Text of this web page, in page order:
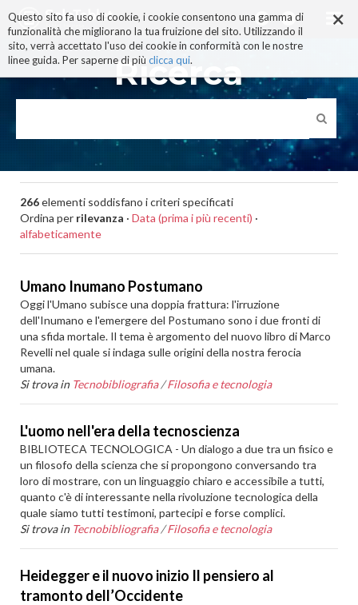
×
Questo sito fa uso di cookie, i cookie consentono una gamma di
funzionalità che migliorano la tua fruizione del sito. Utilizzando il
sito, verrà accettato l'uso dei cookie in conformità con le nostre
linee guida. Per saperne di più clicca qui.
ai
contenuti.
|
alla
navigazione
Ricerca
266elementi soddisfano i criteri specificati
Ordina per rilevanza · Data (prima i più recenti) ·
alfabeticamente
Umano Inumano Postumano
Oggi l'Umano subisce una doppia frattura: l'irruzione
dell'Inumano e l'emergere del Postumano sono i due fronti di
una sfida mortale. Il tema è argomento del nuovo libro di Marco
Revelli nel quale si indaga sulle origini della nostra ferocia
umana.
Si trova in Tecnobibliografia /Filosofia e tecnologia
L'uomo nell'era della tecnoscienza
BIBLIOTECA TECNOLOGICA - Un dialogo a due tra un fisico e
un filosofo della scienza che si propongono conversando tra
loro di mostrare, con un linguaggio chiaro e accessibile a tutti,
quanto c'è di interessante nella rivoluzione tecnologica della
quale siamo tutti testimoni, partecipi e forse complici.
Si trova in Tecnobibliografia /Filosofia e tecnologia
Heidegger e il nuovo inizio Il pensiero al
tramonto dell’Occidente